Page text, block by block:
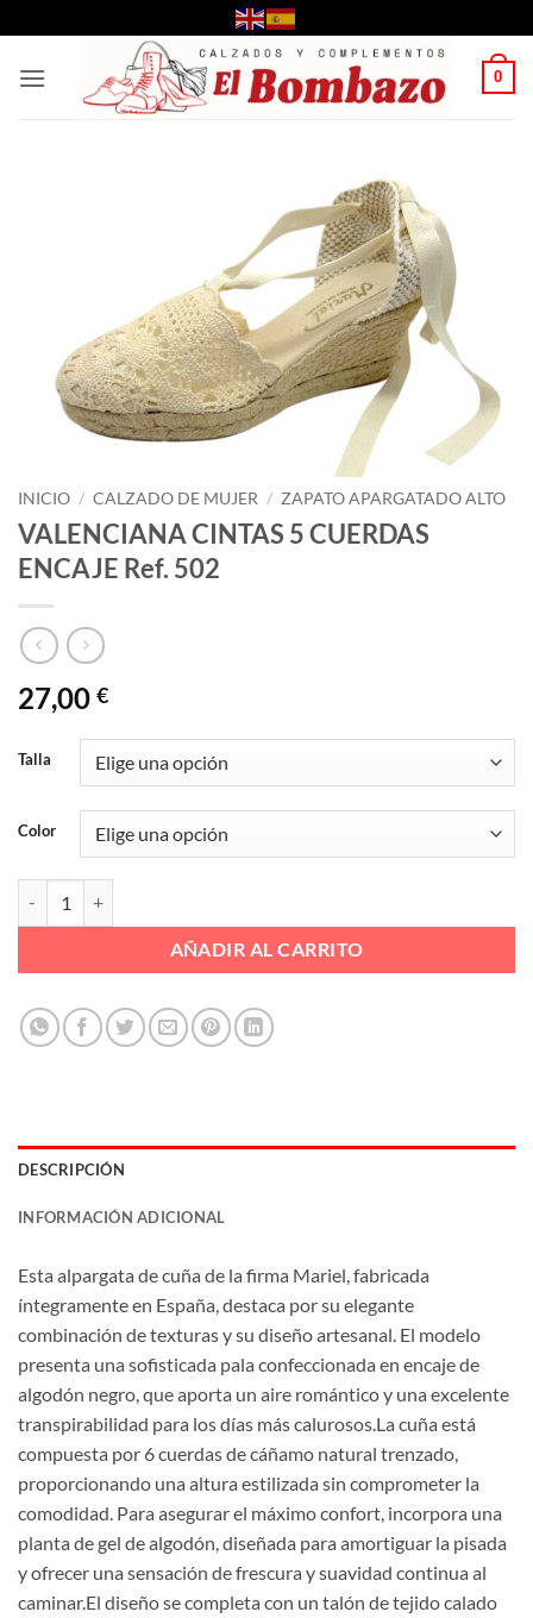
al
contenido
0
INICIO / CALZADO DE MUJER / ZAPATO APARGATADO ALTO
VALENCIANA CINTAS 5 CUERDAS
ENCAJE Ref. 502
27,00 €
Talla
Color
AÑADIR AL CARRITO
DESCRIPCIÓN
INFORMACIÓN ADICIONAL
Esta alpargata de cuña de la firma Mariel, fabricada
íntegramente en España, destaca por su elegante
combinación de texturas y su diseño artesanal. El modelo
presenta una sofisticada pala confeccionada en encaje de
algodón negro, que aporta un aire romántico y una excelente
transpirabilidad para los días más calurosos.La cuña está
compuesta por 6 cuerdas de cáñamo natural trenzado,
proporcionando una altura estilizada sin comprometer la
comodidad. Para asegurar el máximo confort, incorpora una
planta de gel de algodón, diseñada para amortiguar la pisada
y ofrecer una sensación de frescura y suavidad continua al
caminar.El diseño se completa con un talón de tejido calado